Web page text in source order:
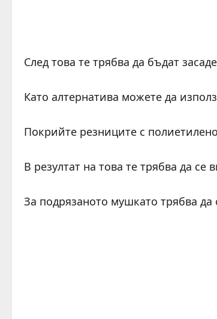
След това те трябва да бъдат
Като алтернатива можете да
Покрийте резниците с
В резултат на това те трябва да се
За подрязаното мушкато трябва